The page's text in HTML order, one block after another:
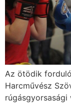
Az ötödik
Harcművész
rúgásgyorsasági